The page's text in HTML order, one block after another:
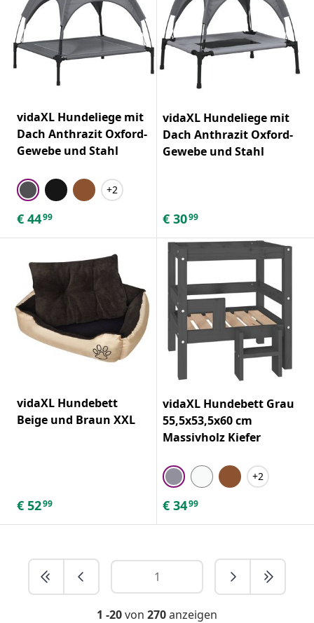
vidaXL Hundeliege mit
Dach Anthrazit Oxford-
Gewebe und Stahl
+2
€ 4499
vidaXL Hundeliege mit
Dach Anthrazit Oxford-
Gewebe und Stahl
€ 3099
vidaXL Hundebett
Beige und Braun XXL
€ 5299
vidaXL Hundebett Grau
55,5x53,5x60 cm
Massivholz Kiefer
+2
€ 3499
1 -20von 270anzeigen